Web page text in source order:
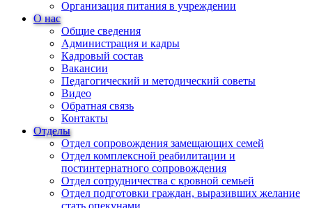
Организация питания в учреждении
О нас
Общие сведения
Администрация и кадры
Кадровый состав
Вакансии
Педагогический и методический советы
Видео
Обратная связь
Контакты
Отделы
Отдел сопровождения замещающих семей
Отдел комплексной реабилитации и
постинтернатного сопровождения
Отдел сотрудничества с кровной семьей
Отдел подготовки граждан, выразивших желание
стать опекунами